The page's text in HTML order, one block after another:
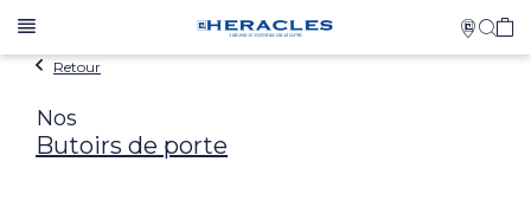
Retour
Nos
Butoirs de porte